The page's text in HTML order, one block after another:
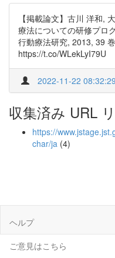
【掲載論文】古川 洋和,
療法についての研修プロ
行動療法研究, 2013, 39
https://t.co/WLekLyI79U
2022-11-22 08:32:29
収集済み URL
https://
char/ja (4)
ヘルプ
ご意見はこちら